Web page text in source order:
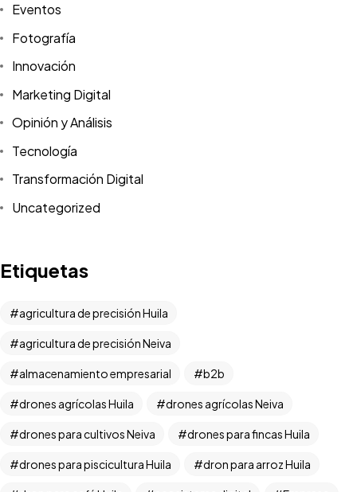
Eventos
Fotografía
Innovación
Marketing Digital
Opinión y Análisis
Tecnología
Transformación Digital
Uncategorized
Etiquetas
agricultura de precisión Huila
agricultura de precisión Neiva
almacenamiento empresarial b2b
drones agrícolas Huila drones agrícolas Neiva
drones para cultivos Neiva drones para fincas Huila
drones para piscicultura Huila dron para arroz Huila